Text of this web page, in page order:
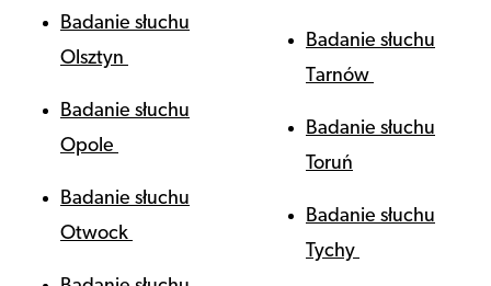
Badanie słuchu
Olsztyn
Badanie słuchu
Opole
Badanie słuchu
Otwock
Badanie słuchu
Tarnów
Badanie słuchu
Toruń
Badanie słuchu
Tychy